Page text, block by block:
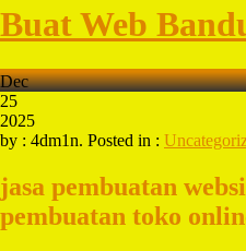
Buat Web
Dec
25
2025
by : 4dm1n. Posted in :
jasa pembuatan
pembuatan toko